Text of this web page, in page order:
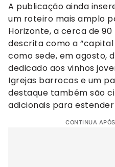
A publicação ainda
um roteiro mais amplo
Horizonte, a cerca de
descrita como a “capital
como sede, em agosto,
dedicado aos vinhos
Igrejas barrocas e um
destaque também são
adicionais para
CONTINUA